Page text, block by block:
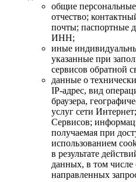
общие
отчество;
почты; паспортные
ИНН;
иные
указанные при
сервисов обратной
данные о
IP-адрес, вид
браузера,
услуг сети
Сервисов;
получаемая при
использованием
в результате
данных, в том
направленных